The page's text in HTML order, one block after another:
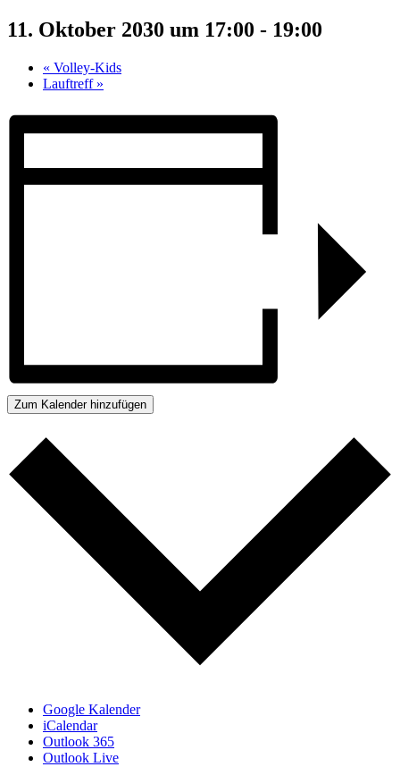
11. Oktober 2030 um 17:00 - 19:00
« Volley-Kids
Lauftreff »
Zum Kalender hinzufügen
Google Kalender
iCalendar
Outlook 365
Outlook Live